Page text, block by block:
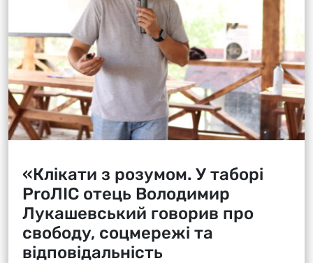
«Клікати з розумом. У таборі
ProЛІС отець Володимир
Лукашевський говорив про
свободу, соцмережі та
відповідальність